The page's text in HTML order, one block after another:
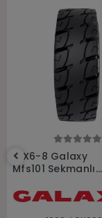
16X6-8 Galaxy
Mfs101 Sekmanlı